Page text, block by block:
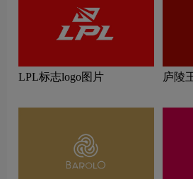
LPL标志logo图片 庐陵